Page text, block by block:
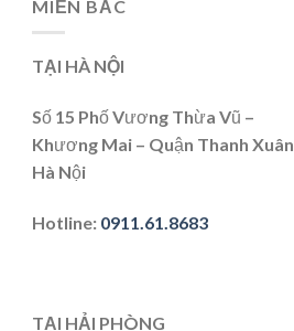
MIỀN BẮC
TẠI HÀ NỘI
Số 15 Phố Vương Thừa Vũ –
Khương Mai – Quận Thanh Xuân
Hà Nội
Hotline: 0911.61.8683
TẠI HẢI PHÒNG